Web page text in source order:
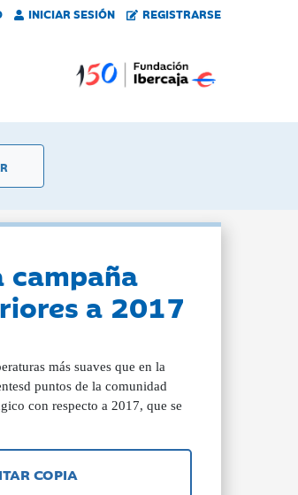
INICIAR SESIÓN REGISTRARSE
campaña
a 2017
más suaves que en la
puntos de la comunidad
con respecto a 2017, que se
COPIA